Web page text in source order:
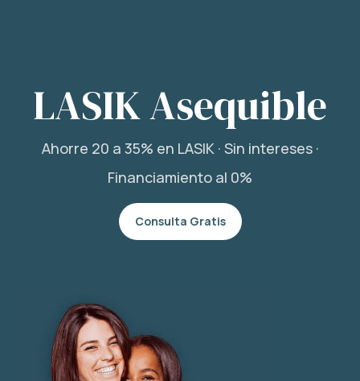
LASIK Asequible
Ahorre 20 a 35% en LASIK · Sin intereses ·
Financiamiento al 0%
Consulta Gratis